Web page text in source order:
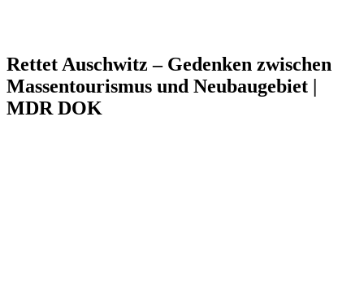
Rettet Auschwitz – Gedenken zwischen
Massentourismus und Neubaugebiet |
MDR DOK